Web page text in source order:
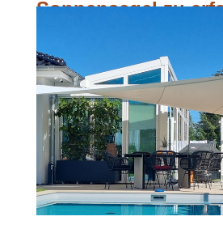
Sonnensegel zu